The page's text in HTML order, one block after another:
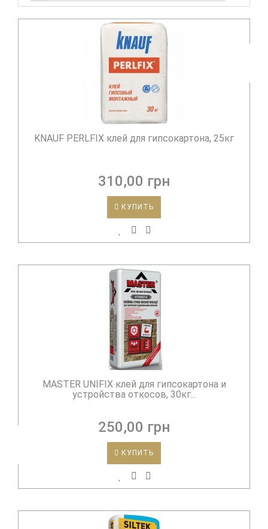
KNAUF PERLFIX клей для гипсокартона, 25кг
310,00 грн
КУПИТЬ
MASTER UNIFIX клей для гипсокартона и
устройства откосов, 30кг...
250,00 грн
КУПИТЬ